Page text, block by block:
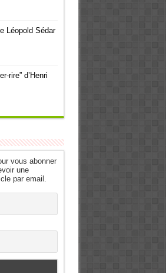
Léopold Sédar
rire” d’Henri
vous abonner
une
par email.